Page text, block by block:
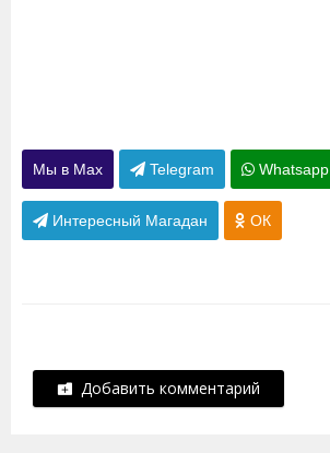
Мы в Max Telegram Whatsapp
Интересный Магадан ОК
Добавить комментарий